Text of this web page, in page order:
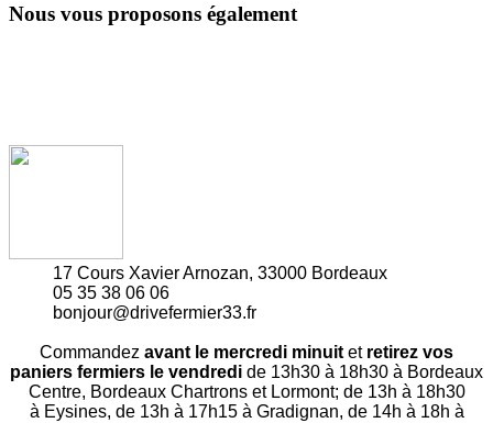
Nous vous proposons également
17 Cours Xavier Arnozan, 33000 Bordeaux
05 35 38 06 06
bonjour@drivefermier33.fr
Commandez avant le mercredi minuit et retirez vos
paniers fermiers le vendredi de 13h30 à 18h30 à Bordeaux
Centre, Bordeaux Chartrons et Lormont; de 13h à 18h30
à Eysines, de 13h à 17h15 à Gradignan, de 14h à 18h à